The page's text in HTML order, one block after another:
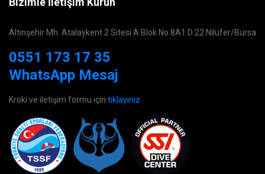
Altınşehir Mh. Atalaykent 2 Sitesi A Blok No:8A1 D:22 Nilüfer/Bursa
0551 173 17 35
WhatsApp Mesaj
Kroki ve iletişim formu için tıklayınız